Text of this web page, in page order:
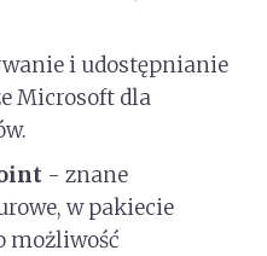
i udostępnianie
Microsoft dla
- znane
w pakiecie
możliwość